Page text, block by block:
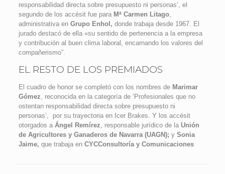
responsabilidad directa sobre presupuesto ni personas’, el
segundo de los accésit fue para Mª Carmen Litago,
administrativa en Grupo Enhol, donde trabaja desde 1967. El
jurado destacó de ella «su sentido de pertenencia a la empresa
y contribución al buen clima laboral, encarnando los valores del
compañerismo”.
EL RESTO DE LOS PREMIADOS
El cuadro de honor se completó con los nombres de Marimar
Gómez, reconocida en la categoría de ‘Profesionales que no
ostentan responsabilidad directa sobre presupuesto ni
personas’, por su trayectoria en Icer Brakes. Y los accésit
otorgados a Ángel Remírez, responsable jurídico de la Unión
de Agricultores y Ganaderos de Navarra (UAGN); y Sonia
Jaime, que trabaja en CYCConsultoría y Comunicaciones